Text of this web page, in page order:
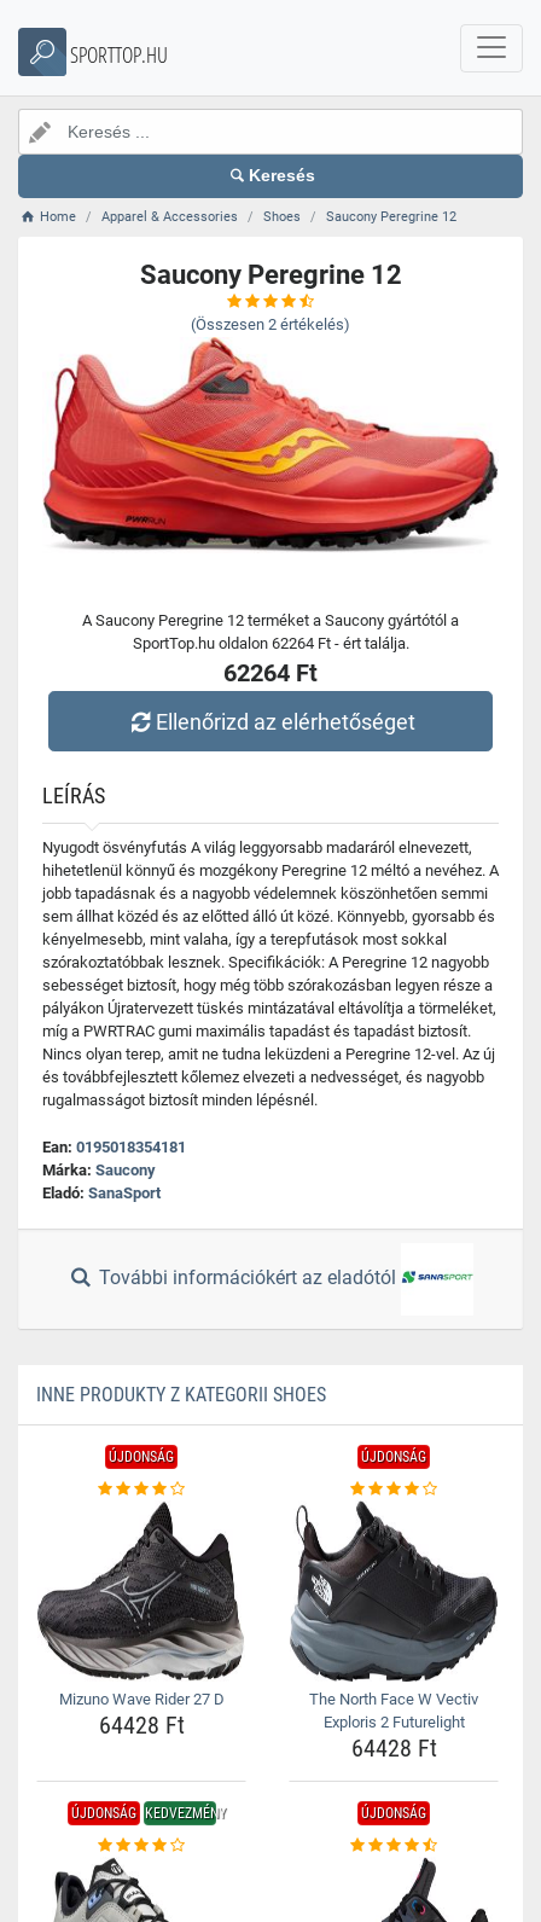
SPORTTOP.HU
Keresés
Home Apparel & Accessories Shoes Saucony Peregrine 12
Saucony Peregrine 12
(Összesen 2 értékelés)
A Saucony Peregrine 12 terméket a Saucony gyártótól a
SportTop.hu oldalon 62264 Ft - ért találja.
62264 Ft
Ellenőrizd az elérhetőséget
LEÍRÁS
Nyugodt ösvényfutás A világ leggyorsabb madaráról elnevezett,
hihetetlenül könnyű és mozgékony Peregrine 12 méltó a nevéhez. A
jobb tapadásnak és a nagyobb védelemnek köszönhetően semmi
sem állhat közéd és az előtted álló út közé. Könnyebb, gyorsabb és
kényelmesebb, mint valaha, így a terepfutások most sokkal
szórakoztatóbbak lesznek. Specifikációk: A Peregrine 12 nagyobb
sebességet biztosít, hogy még több szórakozásban legyen része a
pályákon Újratervezett tüskés mintázatával eltávolítja a törmeléket,
míg a PWRTRAC gumi maximális tapadást és tapadást biztosít.
Nincs olyan terep, amit ne tudna leküzdeni a Peregrine 12-vel. Az új
és továbbfejlesztett kőlemez elvezeti a nedvességet, és nagyobb
rugalmasságot biztosít minden lépésnél.
Ean: 0195018354181
Márka: Saucony
Eladó: SanaSport
További információkért az eladótól
INNE PRODUKTY Z KATEGORII SHOES
ÚJDONSÁG
Mizuno Wave Rider 27 D
64428 Ft
ÚJDONSÁG
The North Face W Vectiv
Exploris 2 Futurelight
64428 Ft
ÚJDONSÁG KEDVEZMÉNY ÚJDONSÁG